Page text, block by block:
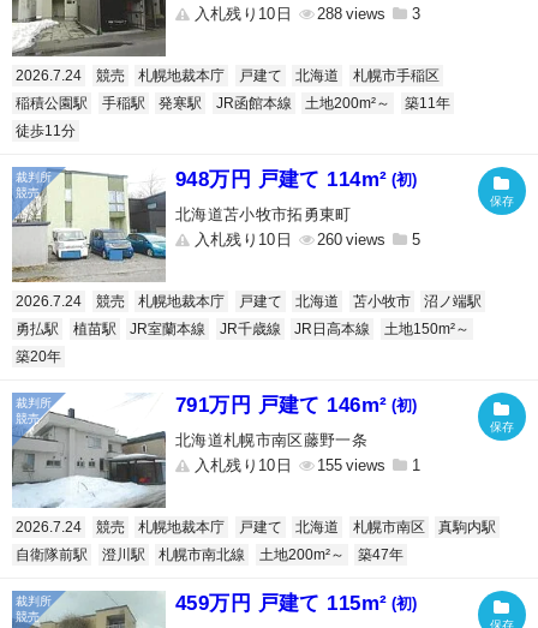
入札残り10日 288 3
2026.7.24 競売 札幌地裁本庁 戸建て 北海道
札幌市手稲区
稲積公園駅
手稲駅 発寒駅 JR函館本線 土地200m²～
築11年
徒歩11分
948万円 戸建て 114m² (初)
北海道苫小牧市拓勇東町
入札残り10日
260 5
2026.7.24 競売 札幌地裁本庁 戸建て 北海道 苫小牧市
沼ノ端駅
勇払駅
植苗駅 JR室蘭本線 JR千歳線 JR日高本線
土地150m²～
築20年
791万円 戸建て 146m² (初)
北海道札幌市南区藤野一条
入札残り10日
155 1
2026.7.24 競売 札幌地裁本庁 戸建て 北海道 札幌市南区
真駒内駅
自衛隊前駅
澄川駅 札幌市南北線 土地200m²～ 築47年
459万円 戸建て 115m² (初)